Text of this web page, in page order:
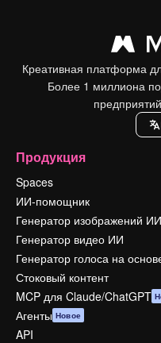
Креативная платформа
Более 1 миллиона
Продукция
Spaces
ИИ-помощник
Генератор изображений ИИ
Генератор видео ИИ
Генератор голоса на
Стоковый контент
MCP для Claude/ChatGPT
Агенты Новое
API